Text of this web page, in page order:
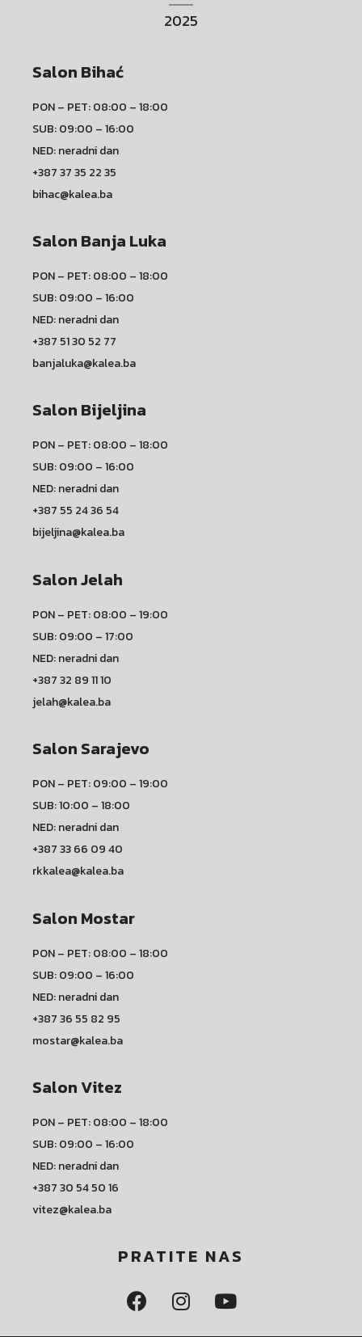
2025
Salon Bihać
PON – PET: 08:00 – 18:00
SUB: 09:00 – 16:00
NED: neradni dan
+387 37 35 22 35
bihac@kalea.ba
Salon Banja Luka
PON – PET: 08:00 – 18:00
SUB: 09:00 – 16:00
NED: neradni dan
+387 51 30 52 77
banjaluka@kalea.ba
Salon Bijeljina
PON – PET: 08:00 – 18:00
SUB: 09:00 – 16:00
NED: neradni dan
+387 55 24 36 54
bijeljina@kalea.ba
Salon Jelah
PON – PET: 08:00 – 19:00
SUB: 09:00 – 17:00
NED: neradni dan
+387 32 89 11 10
jelah@kalea.ba
Salon Sarajevo
PON – PET: 09:00 – 19:00
SUB: 10:00 – 18:00
NED: neradni dan
+387 33 66 09 40
rkkalea@kalea.ba
Salon Mostar
PON – PET: 08:00 – 18:00
SUB: 09:00 – 16:00
NED: neradni dan
+387 36 55 82 95
mostar@kalea.ba
Salon Vitez
PON – PET: 08:00 – 18:00
SUB: 09:00 – 16:00
NED: neradni dan
+387 30 54 50 16
vitez@kalea.ba
PRATITE NAS